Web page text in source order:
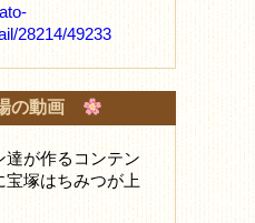
28214/49233
の動画
達が作るコンテン
宝塚はちみつが上